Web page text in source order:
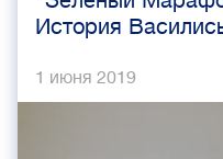
История
1 июня 2019